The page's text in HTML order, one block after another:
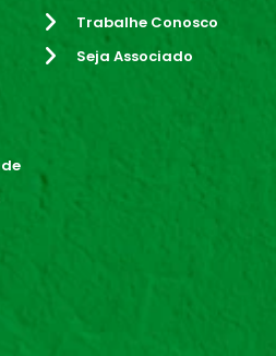
Trabalhe Conosco
Seja Associado